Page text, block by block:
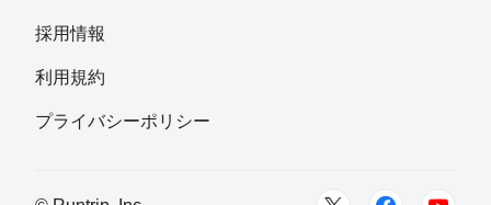
採用情報
利用規約
プライバシーポリシー